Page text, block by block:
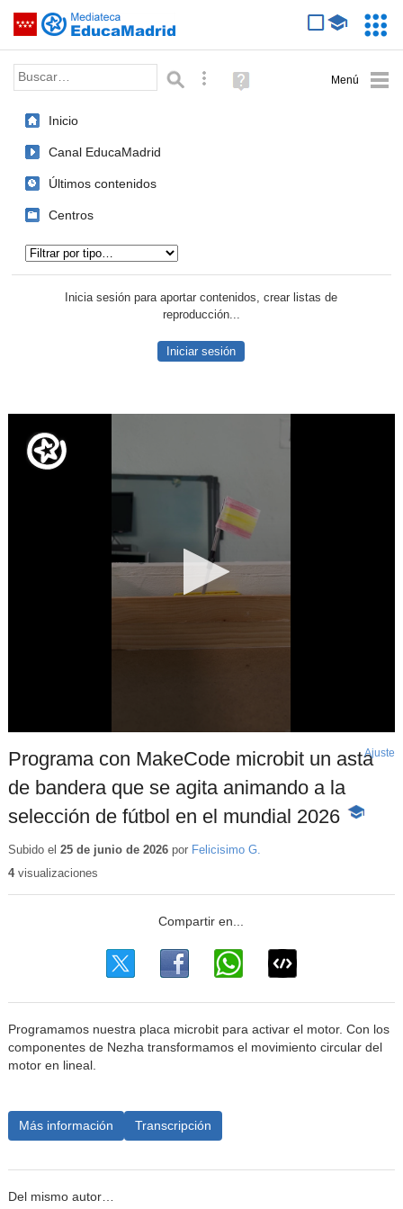
Saltar navegación
Palabra o frase: Búsqueda avanzada
Ayuda
(en
Inicio
Canal EducaMadrid
Últimos contenidos
Centros
Inicia sesión para aportar contenidos, crear listas de
reproducción...
Iniciar sesión
Programa con MakeCode microbit un asta
de bandera que se agita animando a la
selección de fútbol en el mundial 2026 -
Ajuste
Subido el 25 de junio de 2026por Felicisimo G.
4visualizaciones
Programamos nuestra placa microbit para activar el motor. Con los
componentes de Nezha transformamos el movimiento circular del
motor en lineal.
Más información Transcripción
Del mismo autor…